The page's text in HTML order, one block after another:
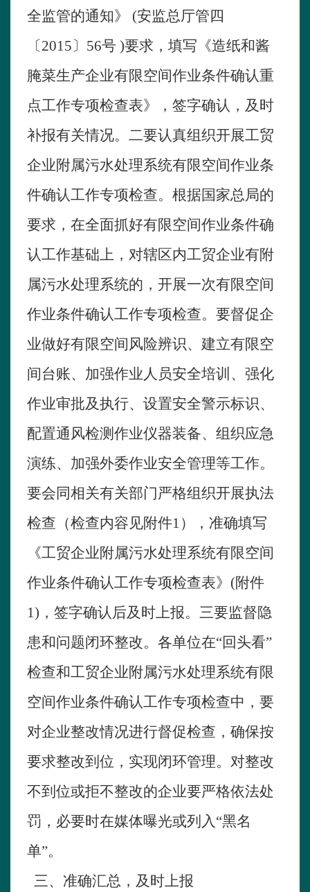
全监管的通知》 (安监总厅管四
〔2015〕 56号 )要求，填写《造纸和酱
腌菜生产企业有限空间作业条件确认重
点工作专项检查表》，签字确认，及时
补报有关情况。二要认真组织开展工贸
企业附属污水处理系统有限空间作业条
件确认工作专项检查。根据国家总局的
要求，在全面抓好有限空间作业条件确
认工作基础上，对辖区内工贸企业有附
属污水处理系统的，开展一次有限空间
作业条件确认工作专项检查。要督促企
业做好有限空间风险辨识、建立有限空
间台账、加强作业人员安全培训、强化
作业审批及执行、设置安全警示标识、
配置通风检测作业仪器装备、组织应急
演练、加强外委作业安全管理等工作。
要会同相关有关部门严格组织开展执法
检查（检查内容见附件1），准确填写
《工贸企业附属污水处理系统有限空间
作业条件确认工作专项检查表》 (附件
1) ，签字确认后及时上报。三要监督隐
患和问题闭环整改。各单位在“回头看”
检查和工贸企业附属污水处理系统有限
空间作业条件确认工作专项检查中，要
对企业整改情况进行督促检查，确保按
要求整改到位，实现闭环管理。对整改
不到位或拒不整改的企业要严格依法处
罚，必要时在媒体曝光或列入“黑名
单”。
三、准确汇总，及时上报